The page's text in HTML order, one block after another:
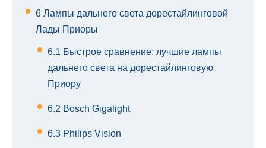
6 Лампы дальнего света дорестайлинговой
Лады Приоры
6.1 Быстрое сравнение: лучшие лампы
дальнего света на дорестайлинговую
Приору
6.2 Bosch Gigalight
6.3 Philips Vision